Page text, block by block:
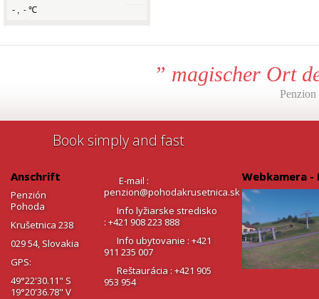
- , - ℃
” magischer Ort
Book simply and fast
Anschrift
Penzión
Pohoda
Krušetnica 238
029 54, Slovakia
GPS:
49°22'30.11" S
19°20'36.78" V
E-mail :
penzion@pohodakrusetnica.sk
Info lyžiarske stredisko
: +421 908 223 888
Info ubytovanie : +421
911 235 007
Reštaurácia : +421 905
953 954
Webkamera -